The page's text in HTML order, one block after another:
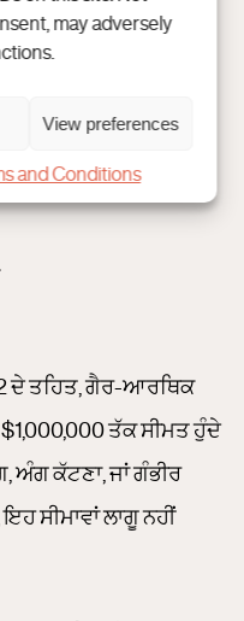
may adversely
View preferences
and Conditions
ਪ੍ਰਭਾਵਿਤ ਕਰ ਸਕਦੇ ਹਨ,
ਦੇ ਤਹਿਤ, ਗੈਰ-ਆਰਥਿਕ
ਤੱਕ ਸੀਮਤ ਹੁੰਦੇ
ਅੰਗ ਕੱਟਣਾ, ਜਾਂ ਗੰਭੀਰ
ਸੀਮਾਵਾਂ ਲਾਗੂ ਨਹੀਂ